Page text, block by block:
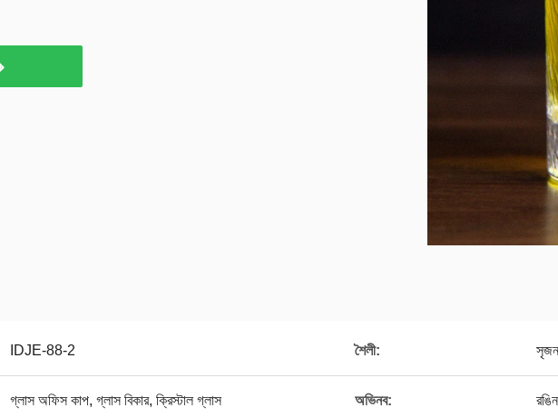
IDJE-88-2 শৈলী:
গ্লাস অফিস কাপ, গ্লাস বিকার, ক্রিস্টাল গ্লাস অভিনব: রঙিন